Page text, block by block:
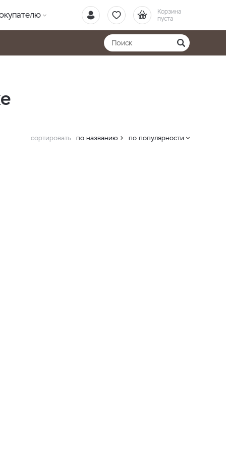
Корзина
пуста
сортировать по названию по популярности